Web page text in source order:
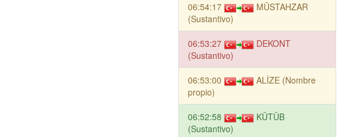
06:54:17
MÜSTAHZAR
(Sustantivo)
06:53:27
DEKONT
(Sustantivo)
06:53:00
ALİZE (Nombre
propio)
06:52:58
KÜTÜB
(Sustantivo)